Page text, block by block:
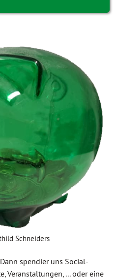
Schneiders
spendier uns Social-
Veranstaltungen, ... oder eine